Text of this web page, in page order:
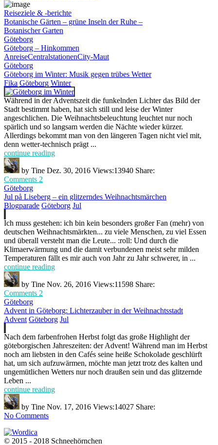
Reiseziele & -berichte
Botanische Gärten – grüne Inseln der Ruhe –
Botanischer Garten
Göteborg
Göteborg – Hinkommen
AnreiseCentralstationenCity-Maut
Göteborg
Göteborg im Winter: Musik gegen trübes Wetter
Fika Göteborg Winter
Während in der Adventszeit die funkelnden Lichter das Bild der
Stadt bestimmt haben, hat sich still und leise der Winter
angeschlichen. Die Weihnachtsbeleuchtung leuchtet nur noch
spärlich und so langsam werden die Nächte wieder kürzer.
Allerdings bekommt man von den längeren Tagen nicht viel mit,
denn wetter-technisch prägt ...
continue reading
by Tine Dez. 30, 2016 Views:13940 Share:
Comments 2
Göteborg
Jul på Liseberg – ein glitzerndes Weihnachtsmärchen
Blogparade Göteborg Jul
Ich muss gestehen: ich bin kein besonders großer Fan (mehr) von
deutschen Weihnachtsmärkten... zu viele Menschen, zu viel Essen
und überall versteht man die Leute... :roll: Und durch die
Klimaerwärmung und die damit verbundenen meist sehr milden
Temperaturen fällt es mir auch von Jahr zu Jahr schwerer, in ...
continue reading
by Tine Nov. 26, 2016 Views:11598 Share:
Comments 2
Göteborg
Advent in Göteborg: Lichterzauber in der Weihnachtsstadt
Advent Göteborg Jul
Nach dem farbenfrohen Herbst folgt das große Highlight der
göteborgischen Jahreszeiten: der Advent! Während man im Herbst
noch am liebsten in den Cafés seine heiße Schokolade geschlürft
hat, um sich aufzuwärmen, möchte man jetzt trotz des kalten und
ungemütlichen Wetters nur noch draußen sein und das glitzernde
Leben ...
continue reading
by Tine Nov. 17, 2016 Views:14027 Share:
No Comments
© 2015 - 2018 Schneehörnchen